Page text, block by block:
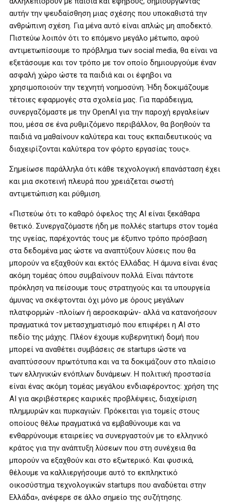
αυτήν την ψευδαίσθηση μιας σχέσης που υποκαθιστά την
ανθρώπινη σχέση. Για μένα αυτό είναι απλώς μη αποδεκτό.
Πιστεύω λοιπόν ότι το επόμενο μεγάλο μέτωπο, αφού
αντιμετωπίσουμε το πρόβλημα των social media, θα είναι να
εξετάσουμε και τον τρόπο με τον οποίο δημιουργούμε έναν
ασφαλή χώρο ώστε τα παιδιά και οι έφηβοι να
χρησιμοποιούν την τεχνητή νοημοσύνη. Ήδη δοκιμάζουμε
τέτοιες εφαρμογές στα σχολεία μας. Για παράδειγμα,
συνεργαζόμαστε με την OpenAI για την παροχή εργαλείων
που, μέσα σε ένα ρυθμιζόμενο περιβάλλον, θα βοηθούν τα
παιδιά να μαθαίνουν καλύτερα και τους εκπαιδευτικούς να
διαχειρίζονται καλύτερα τον φόρτο εργασίας τους».
Σημείωσε παράλληλα ότι κάθε τεχνολογική επανάσταση έχει
και μια σκοτεινή πλευρά που χρειάζεται σωστή
αντιμετώπιση και ρύθμιση.
«Πιστεύω ότι το καθαρό όφελος της AI είναι ξεκάθαρα
θετικό. Συνεργαζόμαστε ήδη με πολλές startups στον τομέα
της υγείας, παρέχοντάς τους με έξυπνο τρόπο πρόσβαση
στα δεδομένα μας ώστε να αναπτύξουν λύσεις που θα
μπορούν να εξαχθούν και εκτός Ελλάδας. Η άμυνα είναι ένας
ακόμη τομέας όπου συμβαίνουν πολλά. Είναι πάντοτε
πρόκληση να πείσουμε τους στρατηγούς και τα υπουργεία
άμυνας να σκέφτονται όχι μόνο με όρους μεγάλων
πλατφορμών -πλοίων ή αεροσκαφών- αλλά να κατανοήσουν
πραγματικά τον μετασχηματισμό που επιφέρει η AI στο
πεδίο της μάχης. Πλέον έχουμε κυβερνητική δομή που
μπορεί να αναθέτει συμβάσεις σε startups ώστε να
αναπτύσσουν πρωτότυπα και να τα δοκιμάζουν στο πλαίσιο
των ελληνικών ενόπλων δυνάμεων. Η πολιτική προστασία
είναι ένας ακόμη τομέας μεγάλου ενδιαφέροντος: χρήση της
AI για ακριβέστερες καιρικές προβλέψεις, διαχείριση
πλημμυρών και πυρκαγιών. Πρόκειται για τομείς στους
οποίους θέλω πραγματικά να εμβαθύνουμε και να
ενθαρρύνουμε εταιρείες να συνεργαστούν με το ελληνικό
κράτος για την ανάπτυξη λύσεων που στη συνέχεια θα
μπορούν να εξαχθούν και στο εξωτερικό. Και φυσικά,
θέλουμε να καλλιεργήσουμε αυτό το εκπληκτικό
οικοσύστημα τεχνολογικών startups που αναδύεται στην
Ελλάδα», ανέφερε σε άλλο σημείο της συζήτησης.